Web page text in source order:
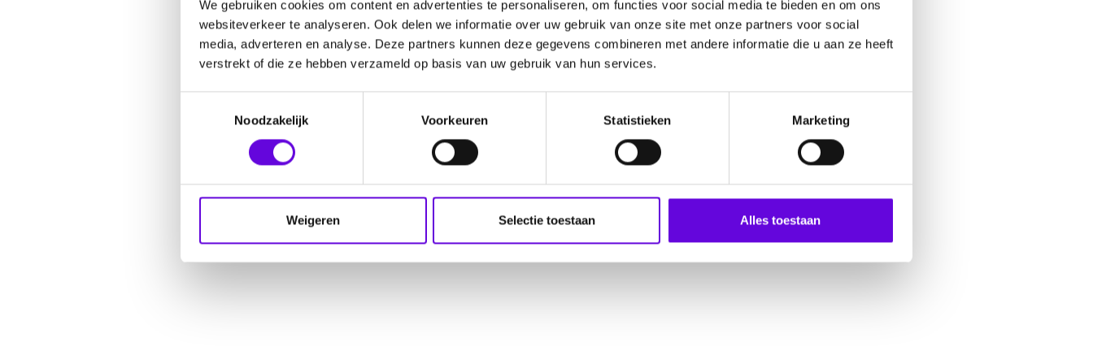
We gebruiken cookies om content en advertenties te personaliseren, om functies voor social media te bieden en om ons
websiteverkeer te analyseren. Ook delen we informatie over uw gebruik van onze site met onze partners voor social
media, adverteren en analyse. Deze partners kunnen deze gegevens combineren met andere informatie die u aan ze heeft
verstrekt of die ze hebben verzameld op basis van uw gebruik van hun services.
Noodzakelijk
Voorkeuren Statistieken Marketing
Weigeren Selectie toestaan Alles toestaan